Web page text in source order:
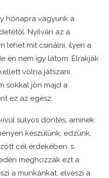
hónapra vagyunk a
Nyilván az a
lehet mit csinálni, ilyen a
én nem így látom. Elrakják
volna játszani,
sokkal jön majd a
ez az egész.
súlyos döntés, aminek
készülünk, edzünk,
cél érdekében, s
meghozzák ezt a
a munkánkat, elveszi a